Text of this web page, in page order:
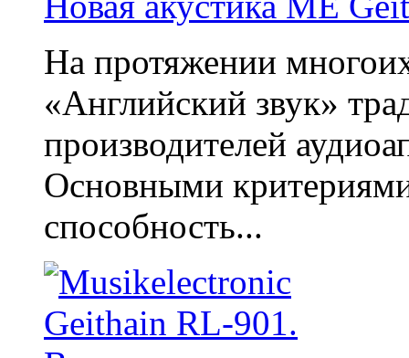
На протяжении
«Английский звук»
производителей
Основными критериями
способность...